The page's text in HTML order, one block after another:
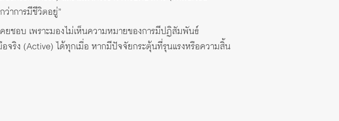
ว่าการมีชีวิตอยู่”
ยชอบ เพราะมองไม่เห็นความหมายของการมีปฏิสัมพันธ์
จริง (Active) ได้ทุกเมื่อ หากมีปัจจัยกระตุ้นที่รุนแรงหรือความสิ้น